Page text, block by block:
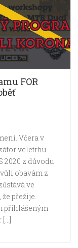
FOR
Včera v
veletrhu
2020 z důvodu
obavám z
ve
přežije.
přihlášeným